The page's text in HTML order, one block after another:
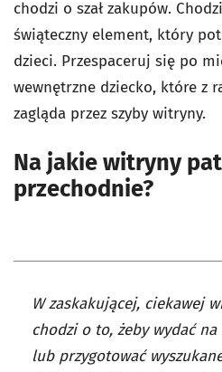
chodzi o szał zakupów.
świąteczny element, który
dzieci. Przespaceruj się po
wewnętrzne dziecko, które z
zagląda przez szyby witryny.
Na jakie witryny
przechodnie?
W zaskakującej, ciekawej
chodzi o to, żeby wydać
lub przygotować